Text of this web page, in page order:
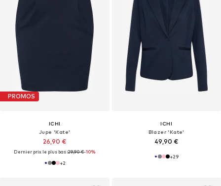
PROMOS
ICHI
Jupe 'Kate'
26,90 €
Dernier prix le plus bas :29,90 €-10%
+2
ICHI
Blazer 'Kate'
49,90 €
+29